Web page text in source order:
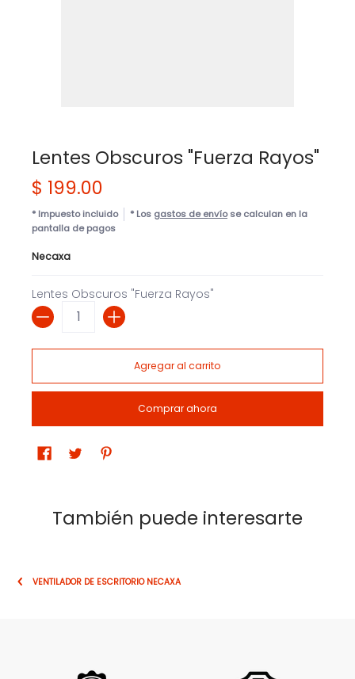
Lentes Obscuros "Fuerza Rayos"
$ 199.00
* Impuesto incluido * Los gastos de envíose calculan en la
pantalla de pagos
Necaxa
Lentes Obscuros "Fuerza Rayos"
Cantidad
Agregar al carrito
Comprar ahora
También puede interesarte
VENTILADOR DE ESCRITORIO NECAXA